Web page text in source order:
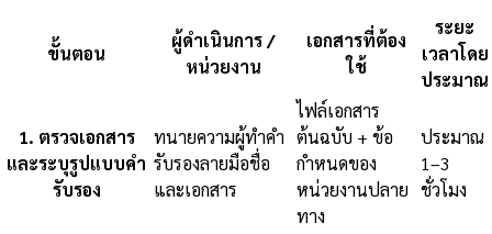
ขั้นตอน
ผู้ดำเนินการ /
หน่วยงาน
เอกสารที่ต้อง
ใช้
ระยะ
เวลาโดย
ประมาณ
1. ตรวจเอกสาร
และระบุรูปแบบคำ
รับรอง
ทนายความผู้ทำคำ
รับรองลายมือชื่อ
และเอกสาร
ไฟล์เอกสาร
ต้นฉบับ + ข้อ
กำหนดของ
หน่วยงานปลาย
ทาง
ประมาณ
1–3
ชั่วโมง